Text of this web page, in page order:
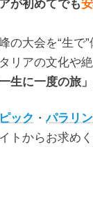
が初めてでも
の大会を“生で”
リアの文化や
一生に一度の旅
ック ・パラリ
トからお求め